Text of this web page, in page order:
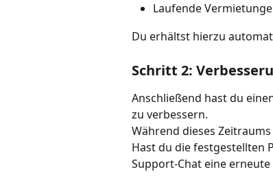
Laufende
Du erhältst hierzu
Schritt 2:
Anschließend hast du
zu verbessern.
Während dieses
Hast du die festgestellten
Support-Chat eine